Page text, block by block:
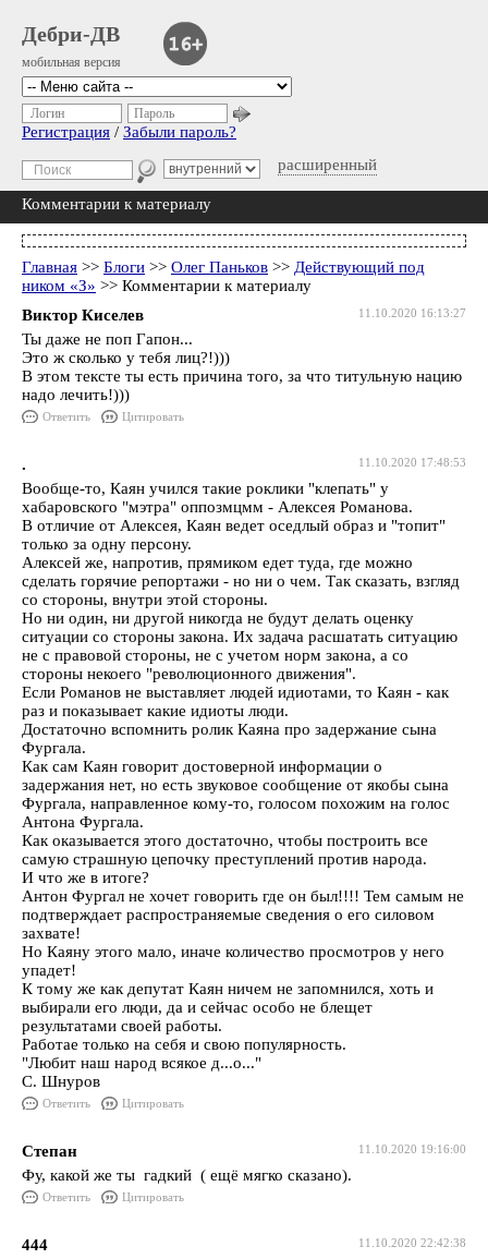
Дебри-ДВ
мобильная версия
расширенный
Логин Пароль
Регистрация / Забыли пароль?
Комментарии к материалу
Главная >> Блоги >> Олег Паньков >> Действующий под
ником «З» >> Комментарии к материалу
11.10.2020 16:13:27
Виктор Киселев
Ты даже не поп Гапон...
Это ж сколько у тебя лиц?!)))
В этом тексте ты есть причина того, за что титульную нацию
надо лечить!)))
Ответить Цитировать
11.10.2020 17:48:53
.
Вообще-то, Каян учился такие роклики "клепать" у
хабаровского "мэтра" оппозмцмм - Алексея Романова.
В отличие от Алексея, Каян ведет оседлый образ и "топит"
только за одну персону.
Алексей же, напротив, прямиком едет туда, где можно
сделать горячие репортажи - но ни о чем. Так сказать, взгляд
со стороны, внутри этой стороны.
Но ни один, ни другой никогда не будут делать оценку
ситуации со стороны закона. Их задача расшатать ситуацию
не с правовой стороны, не с учетом норм закона, а со
стороны некоего "революционного движения".
Если Романов не выставляет людей идиотами, то Каян - как
раз и показывает какие идиоты люди.
Достаточно вспомнить ролик Каяна про задержание сына
Фургала.
Как сам Каян говорит достоверной информации о
задержания нет, но есть звуковое сообщение от якобы сына
Фургала, направленное кому-то, голосом похожим на голос
Антона Фургала.
Как оказывается этого достаточно, чтобы построить все
самую страшную цепочку преступлений против народа.
И что же в итоге?
Антон Фургал не хочет говорить где он был!!!! Тем самым не
подтверждает распространяемые сведения о его силовом
захвате!
Но Каяну этого мало, иначе количество просмотров у него
упадет!
К тому же как депутат Каян ничем не запомнился, хоть и
выбирали его люди, да и сейчас особо не блещет
результатами своей работы.
Работае только на себя и свою популярность.
"Любит наш народ всякое д...о..."
С. Шнуров
Ответить Цитировать
11.10.2020 19:16:00
Степан
Фу, какой же ты гадкий ( ещё мягко сказано).
Ответить Цитировать
11.10.2020 22:42:38
444